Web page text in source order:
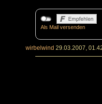
Als Mail versenden
wirbelwind 29.03.2007,